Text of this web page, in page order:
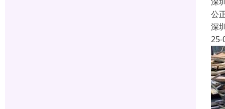
公
深
25-